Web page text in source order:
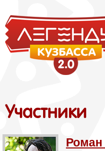
Участники